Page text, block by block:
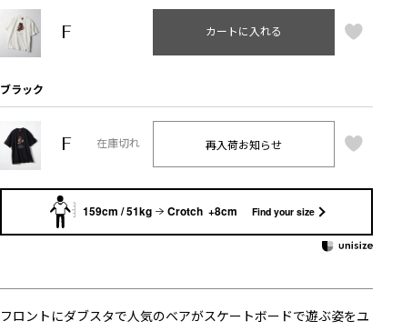
F カートに入れる
ブラック
F 在庫切れ 再入荷お知らせ
159cm / 51kg Crotch +8cm Find your size
フロントにダブスタで人気のベアがスケートボードで遊ぶ姿をユ